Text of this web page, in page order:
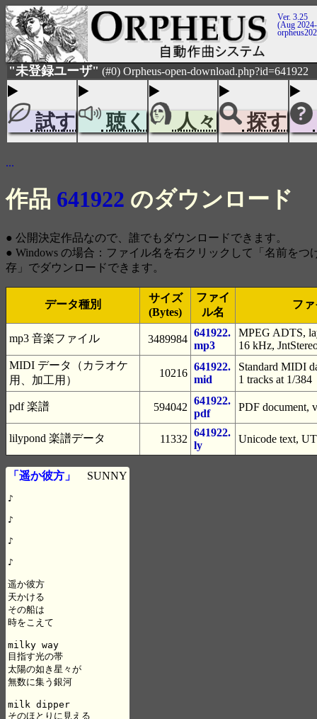
Ver. 3.25
(Aug
"未登録ユーザ" (#0) Orpheus-open-download.php?id=641922
試す 聴く 人々 探す
...
作品 641922 のダウンロード
● 公開決定作品なので、誰でもダウンロードできます。
● Windows の場合：ファイル名を右クリックして「名前をつ
存」でダウンロードできます。
データ種別
サイズ
(Bytes)
ファイ
ル名
フ
mp3 音楽ファイル 3489984
641922.
mp3
MPEG ADTS,
16 kHz,
MIDI データ（カラオケ
用、加工用）
10216
641922.
mid
Standard MIDI
1 tracks at 1/384
pdf 楽譜 594042
641922.
pdf
PDF document,
lilypond 楽譜データ 11332
641922.
ly
Unicode text,
「遥か彼方」 SUNNY
♪
♪
♪
♪
遥か彼方
天かける
その船は
時をこえて
milky way
目指す光の帯
太陽の如き星々が
無数に集う銀河
milk dipper
そのほとりに見える